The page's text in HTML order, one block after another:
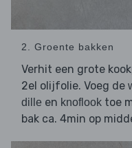
2. Groente bakken
Verhit een grote
2el olijfolie. Voeg de
dille en knoflook toe
bak ca. 4min op